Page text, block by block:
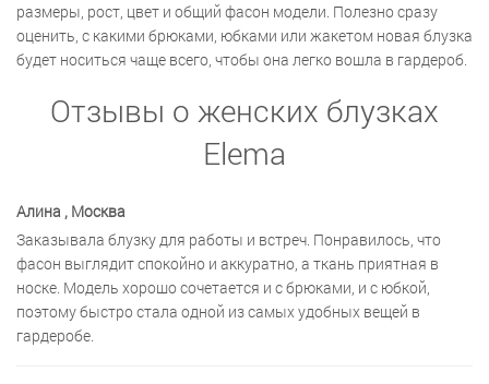
размеры, рост, цвет и общий фасон модели. Полезно сразу
оценить, с какими брюками, юбками или жакетом новая блузка
будет носиться чаще всего, чтобы она легко вошла в гардероб.
Отзывы о женских блузках
Elema
Алина , Москва
Заказывала блузку для работы и встреч. Понравилось, что
фасон выглядит спокойно и аккуратно, а ткань приятная в
носке. Модель хорошо сочетается и с брюками, и с юбкой,
поэтому быстро стала одной из самых удобных вещей в
гардеробе.